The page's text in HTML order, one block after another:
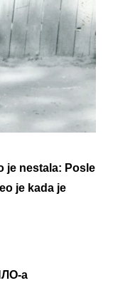
je nestala: Posle
je kada je
а